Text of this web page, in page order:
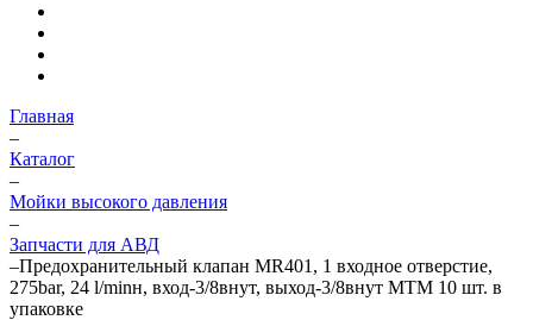
Главная
–
Каталог
–
Мойки высокого давления
–
Запчасти для АВД
–Предохранительный клапан MR401, 1 входное отверстие,
275bar, 24 l/minн, вход-3/8внут, выход-3/8внут MTM 10 шт. в
упаковке